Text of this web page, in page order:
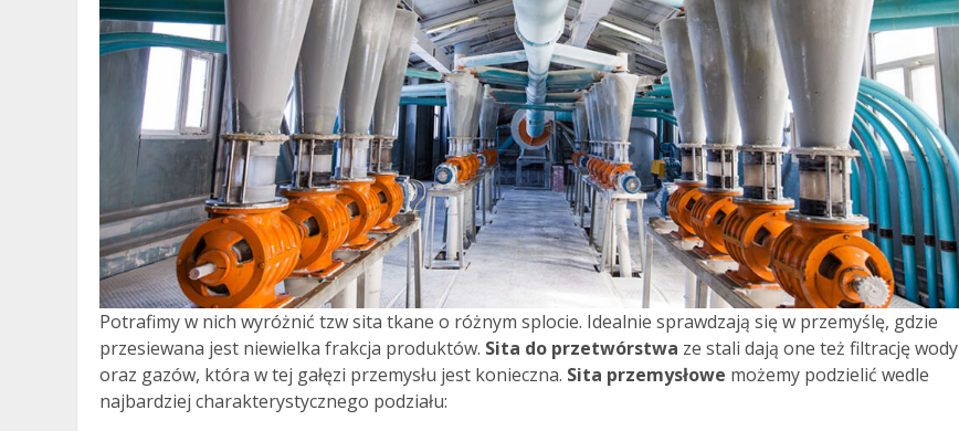
Potrafimy w nich wyróżnić tzw sita tkane o różnym splocie. Idealnie sprawdzają się w przemyślę, gdzie
przesiewana jest niewielka frakcja produktów. Sita do przetwórstwa ze stali dają one też filtrację wody
oraz gazów, która w tej gałęzi przemysłu jest konieczna. Sita przemysłowe możemy podzielić wedle
najbardziej charakterystycznego podziału: